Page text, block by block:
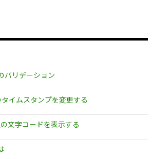
バリデーション
イムスタンプを変更する
文字コードを表示する